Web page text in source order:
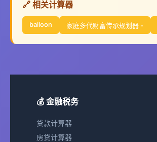
🔗 相关计算器
balloon 家庭多代财富传承规划器 -
💰 金融税务
贷款计算器
房贷计算器